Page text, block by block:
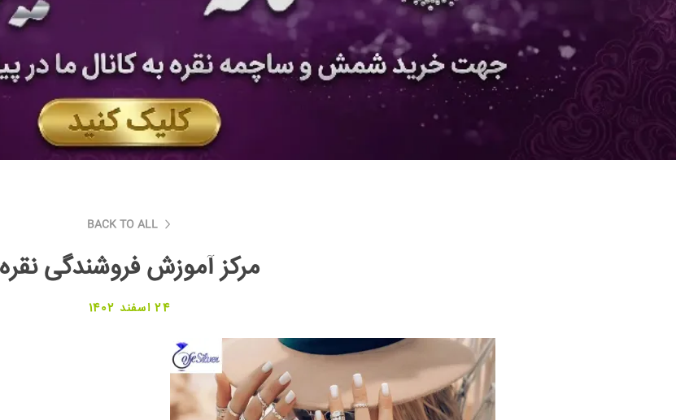
BACK TO ALL
مرکز آموزش فروشندگی نقره
24 اسفند 1402